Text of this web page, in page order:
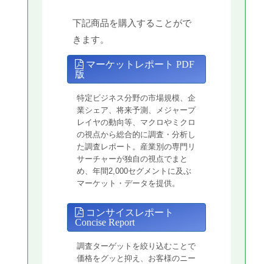
下記商品を購入することがで
きます。
マーケットレポート PDF
版
特定ビジネス分野の市場規模、企
業シェア、将来予測、メジャープ
レイヤの動向等、マクロやミクロ
の視点から総合的に調査・分析し
た調査レポート。産業別の専門リ
サーチャーが独自の視点でまと
め、年間2,000セグメントに及ぶ
マーケット・データを提供。
コンサイスレポート
Concise Report
調査ターゲットを絞り込むことで
価格をグッと抑え、お客様のニー